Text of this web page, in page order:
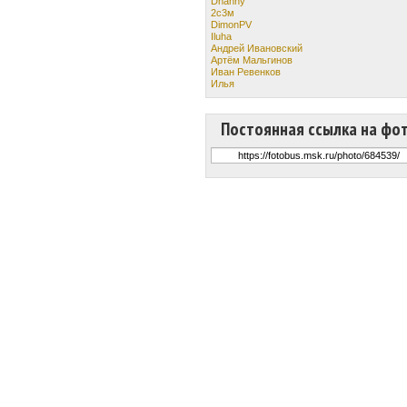
2с3м
DimonPV
Iluha
Андрей Ивановский
Артём Мальгинов
Иван Ревенков
Илья
Постоянная ссылка на